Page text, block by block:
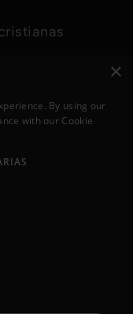
×
By using our
with our Cookie